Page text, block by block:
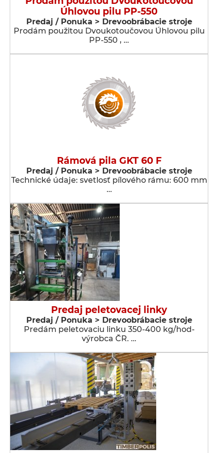
Úhlovou pilu PP-550
Predaj / Ponuka > Drevoobrábacie stroje
Prodám použitou Dvoukotoučovou Úhlovou pilu
PP-550 , …
Rámová pila GKT 60 F
Predaj / Ponuka > Drevoobrábacie stroje
Technické údaje: svetlosť pílového rámu: 600 mm
…
Predaj peletovacej linky
Predaj / Ponuka > Drevoobrábacie stroje
Predám peletovaciu linku 350-400 kg/hod-
výrobca ČR. …